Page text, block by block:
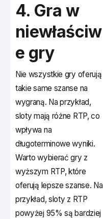
4. Gra w
niewłaściw
e gry
Nie wszystkie gry oferują
takie same szanse na
wygraną. Na przykład,
sloty mają różne RTP, co
wpływa na
długoterminowe wyniki.
Warto wybierać gry z
wyższym RTP, które
oferują lepsze szanse. Na
przykład, sloty z RTP
powyżej 95% są bardziej